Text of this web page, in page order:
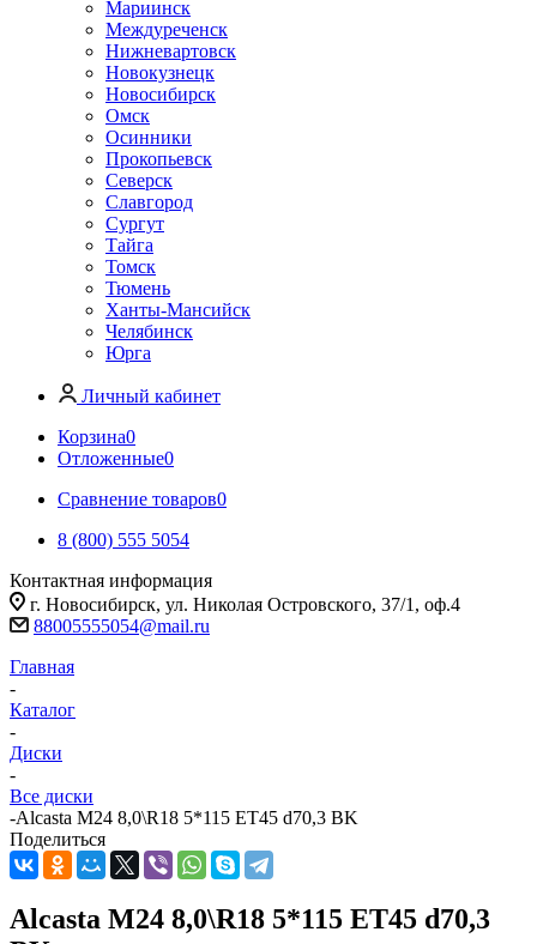
Мариинск
Междуреченск
Нижневартовск
Новокузнецк
Новосибирск
Омск
Осинники
Прокопьевск
Северск
Славгород
Сургут
Тайга
Томск
Тюмень
Ханты-Мансийск
Челябинск
Юрга
Личный кабинет
Корзина0
Отложенные0
Сравнение товаров0
8 (800) 555 5054
Контактная информация
г. Новосибирск, ул. Николая Островского, 37/1, оф.4
88005555054@mail.ru
Главная
-
Каталог
-
Диски
-
Все диски
-Alcasta M24 8,0\R18 5*115 ET45 d70,3 BK
Поделиться
Alcasta M24 8,0\R18 5*115 ET45 d70,3